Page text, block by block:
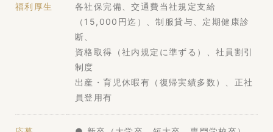
福利厚生
各社保完備、交通費当社規定支給
（15,000円迄）、制服貸与、定期健康診
断、
資格取得（社内規定に準ずる）、社員割引
制度
出産・育児休暇有（復帰実績多数）、正社
員登用有